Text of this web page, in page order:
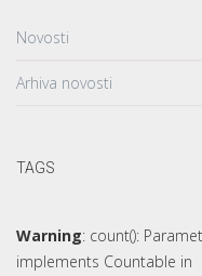
Novosti
Arhiva novosti
TAGS
Warning: count():
implements Countable in